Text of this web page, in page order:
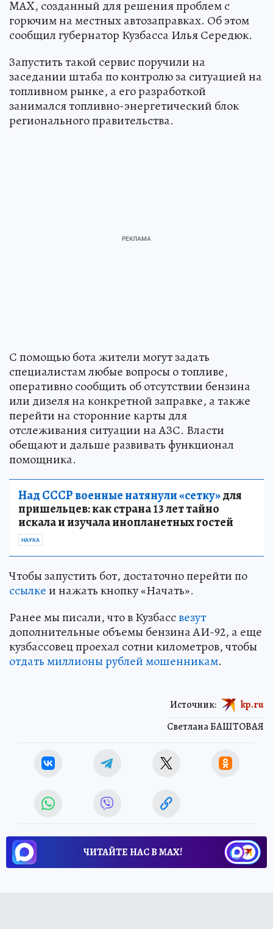
MAX, созданный для решения проблем с
горючим на местных автозаправках. Об этом
сообщил губернатор Кузбасса Илья Середюк.
Запустить такой сервис поручили на
заседании штаба по контролю за ситуацией на
топливном рынке, а его разработкой
занимался топливно-энергетический блок
регионального правительства.
С помощью бота жители могут задать
специалистам любые вопросы о топливе,
оперативно сообщить об отсутствии бензина
или дизеля на конкретной заправке, а также
перейти на сторонние карты для
отслеживания ситуации на АЗС. Власти
обещают и дальше развивать функционал
помощника.
Над СССР военные натянули «сетку»для
пришельцев: как страна 13 лет тайно
искала и изучала инопланетных гостей
НАУКА
Чтобы запустить бот, достаточно перейти по
ссылкеи нажать кнопку «Начать».
Ранее мы писали, что в Кузбассвезут
дополнительные объемы бензина АИ-92, а еще
кузбассовец проехал сотни километров, чтобы
отдать миллионы рублей мошенникам.
Светлана БАШТОВАЯ
Источник: kp.ru
ЧИТАЙТЕ НАС В МАХ!